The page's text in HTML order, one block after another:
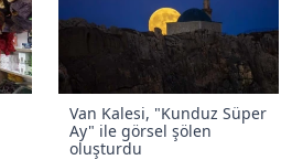
Van Kalesi, "Kunduz Süper
Ay" ile görsel şölen
oluşturdu